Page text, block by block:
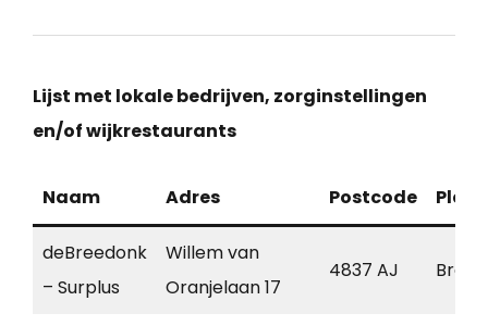
Lijst met lokale bedrijven, zorginstellingen
en/of wijkrestaurants
Naam Adres Postcode
deBreedonk
– Surplus
Willem van
Oranjelaan 17
4837 AJ Breda